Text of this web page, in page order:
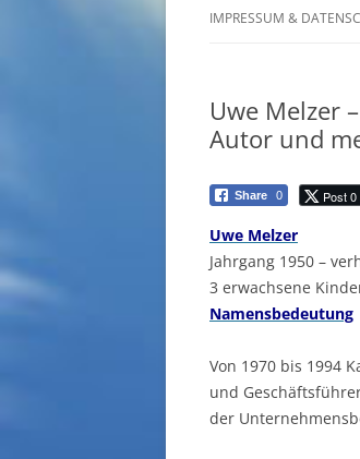
IMPRESSUM &
Uwe Melzer
Autor und
Share 0 Post 0
Uwe Melzer
Jahrgang 1950 –
3 erwachsene
Namensbedeutung
Von 1970 bis 1994
und
der